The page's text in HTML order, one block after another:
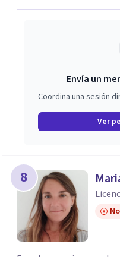
Envía un
Coordina una sesión
Ver
8